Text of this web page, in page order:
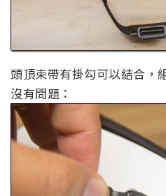
頭頂束帶有掛勾可以結合，
沒有問題：